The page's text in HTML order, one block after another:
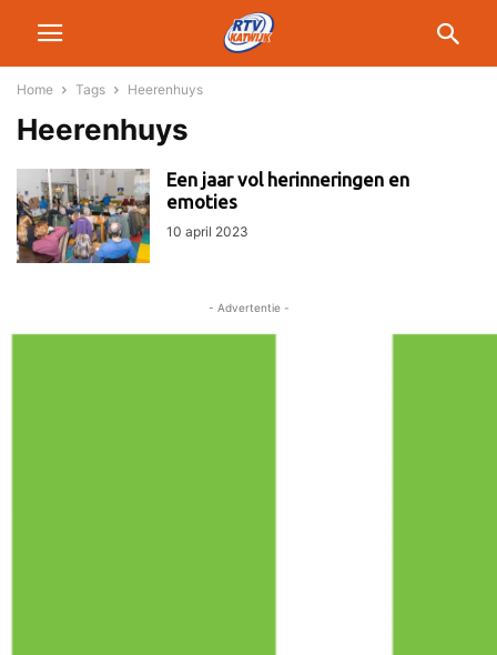
Home Tags Heerenhuys
Heerenhuys
Een jaar vol herinneringen en
emoties
10 april 2023
- Advertentie -